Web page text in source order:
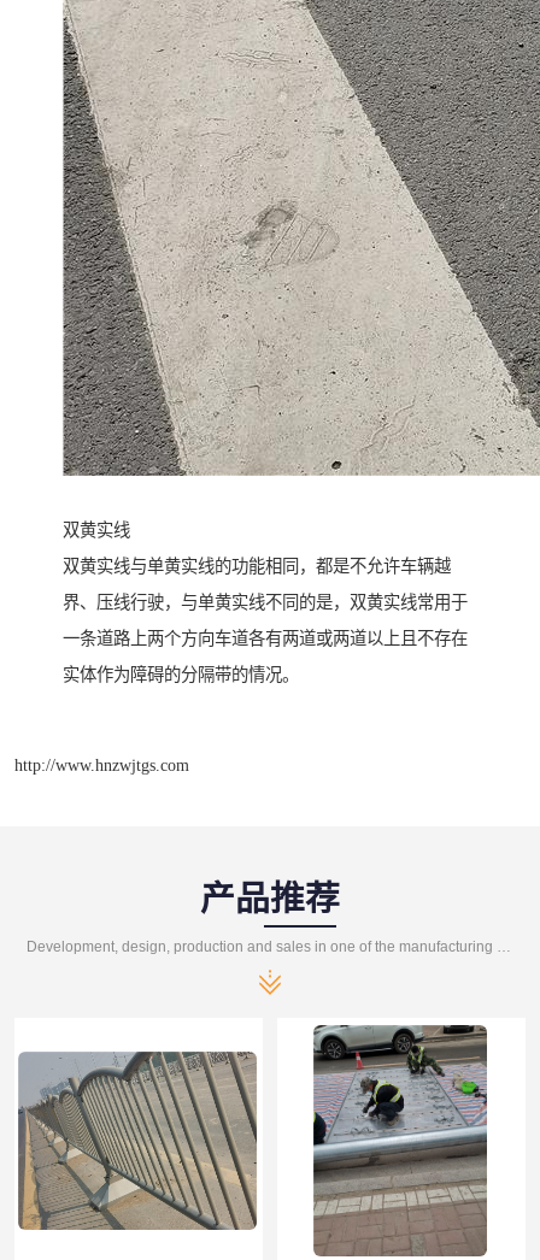
双黄实线
双黄实线与单黄实线的功能相同，都是不允许车辆越
界、压线行驶，与单黄实线不同的是，双黄实线常用于
一条道路上两个方向车道各有两道或两道以上且不存在
实体作为障碍的分隔带的情况。
http://www.hnzwjtgs.com
产品推荐